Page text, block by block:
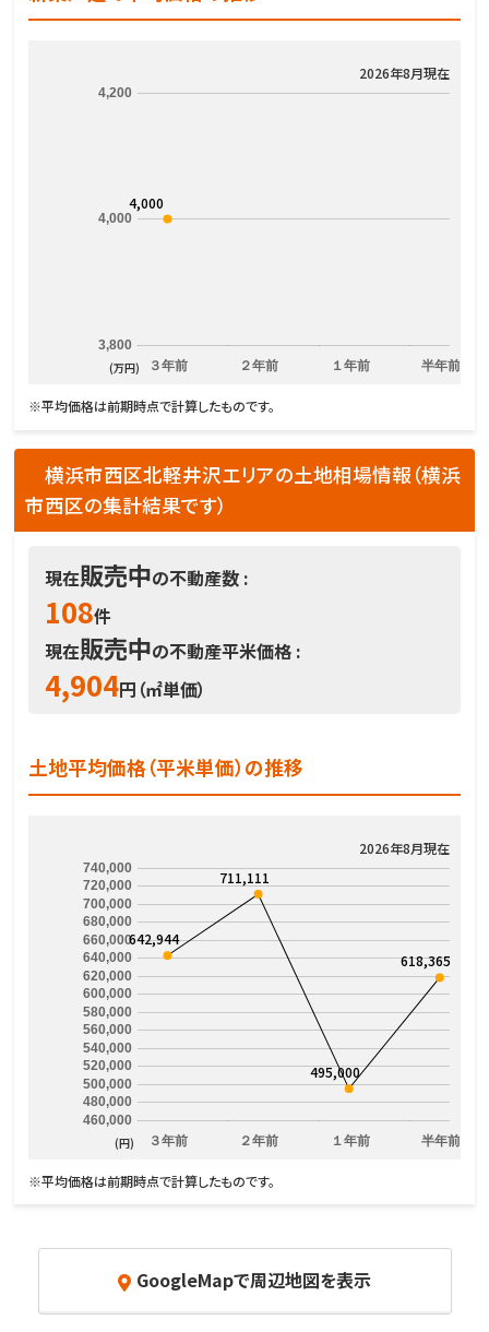
2026年8月現在
３年前 ２年前 １年前 半年前
3,800
4,000
4,200
4,000
(万円)
※平均価格は前期時点で計算したものです。
横浜市西区北軽井沢エリアの土地相場情報（横浜
市西区の集計結果です）
現在販売中の不動産数 :
108件
現在販売中の不動産平米価格 :
4,904円（㎡単価）
土地平均価格（平米単価）の推移
2026年8月現在
３年前 ２年前 １年前 半年前
460,000
480,000
500,000
520,000
540,000
560,000
580,000
600,000
620,000
640,000
660,000
680,000
700,000
720,000
740,000
642,944
711,111
495,000
618,365
(円)
※平均価格は前期時点で計算したものです。
GoogleMapで周辺地図を表示